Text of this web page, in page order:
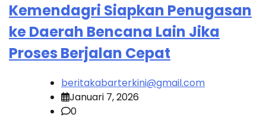
Kemendagri Siapkan Penugasan
ke Daerah Bencana Lain Jika
Proses Berjalan Cepat
beritakabarterkini@gmail.com
Januari 7, 2026
0